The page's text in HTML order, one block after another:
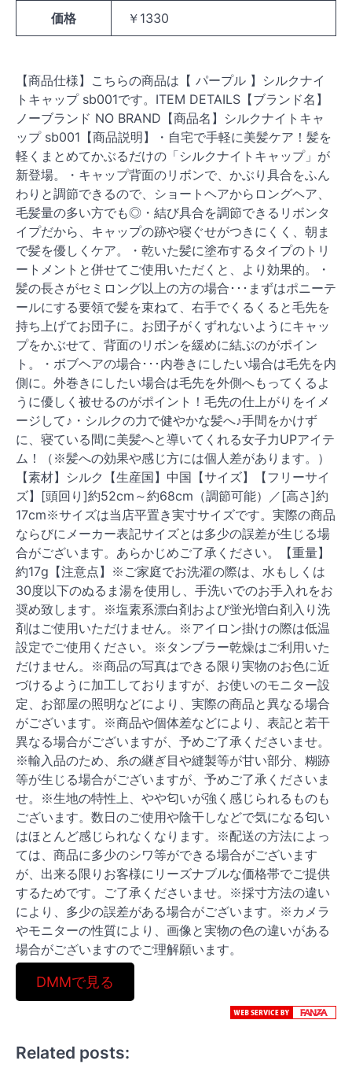
価格 ￥1330
【商品仕様】こちらの商品は【 パープル 】シルクナイ
トキャップ sb001です。ITEM DETAILS【ブランド名】
ノーブランド NO BRAND【商品名】シルクナイトキャ
ップ sb001【商品説明】・自宅で手軽に美髪ケア！髪を
軽くまとめてかぶるだけの「シルクナイトキャップ」が
新登場。・キャップ背面のリボンで、かぶり具合をふん
わりと調節できるので、ショートヘアからロングヘア、
毛髪量の多い方でも◎・結び具合を調節できるリボンタ
イプだから、キャップの跡や寝ぐせがつきにくく、朝ま
で髪を優しくケア。・乾いた髪に塗布するタイプのトリ
ートメントと併せてご使用いただくと、より効果的。・
髪の長さがセミロング以上の方の場合･･･まずはポニーテ
ールにする要領で髪を束ねて、右手でくるくると毛先を
持ち上げてお団子に。お団子がくずれないようにキャッ
プをかぶせて、背面のリボンを緩めに結ぶのがポイン
ト。・ボブヘアの場合･･･内巻きにしたい場合は毛先を内
側に。外巻きにしたい場合は毛先を外側へもってくるよ
うに優しく被せるのがポイント！毛先の仕上がりをイメ
ージして♪・シルクの力で健やかな髪へ♪手間をかけず
に、寝ている間に美髪へと導いてくれる女子力UPアイテ
ム！（※髪への効果や感じ方には個人差があります。）
【素材】シルク【生産国】中国【サイズ】【フリーサイ
ズ】[頭回り]約52cm～約68cm（調節可能）／[高さ]約
17cm※サイズは当店平置き実寸サイズです。実際の商品
ならびにメーカー表記サイズとは多少の誤差が生じる場
合がございます。あらかじめご了承ください。【重量】
約17g【注意点】※ご家庭でお洗濯の際は、水もしくは
30度以下のぬるま湯を使用し、手洗いでのお手入れをお
奨め致します。※塩素系漂白剤および蛍光増白剤入り洗
剤はご使用いただけません。※アイロン掛けの際は低温
設定でご使用ください。※タンブラー乾燥はご利用いた
だけません。※商品の写真はできる限り実物のお色に近
づけるように加工しておりますが、お使いのモニター設
定、お部屋の照明などにより、実際の商品と異なる場合
がございます。※商品や個体差などにより、表記と若干
異なる場合がございますが、予めご了承くださいませ。
※輸入品のため、糸の継ぎ目や縫製等が甘い部分、糊跡
等が生じる場合がございますが、予めご了承くださいま
せ。※生地の特性上、やや匂いが強く感じられるものも
ございます。数日のご使用や陰干しなどで気になる匂い
はほとんど感じられなくなります。※配送の方法によっ
ては、商品に多少のシワ等ができる場合がございます
が、出来る限りお客様にリーズナブルな価格帯でご提供
するためです。ご了承くださいませ。※採寸方法の違い
により、多少の誤差がある場合がございます。※カメラ
やモニターの性質により、画像と実物の色の違いがある
場合がございますのでご理解願います。
DMMで見る
Related posts: